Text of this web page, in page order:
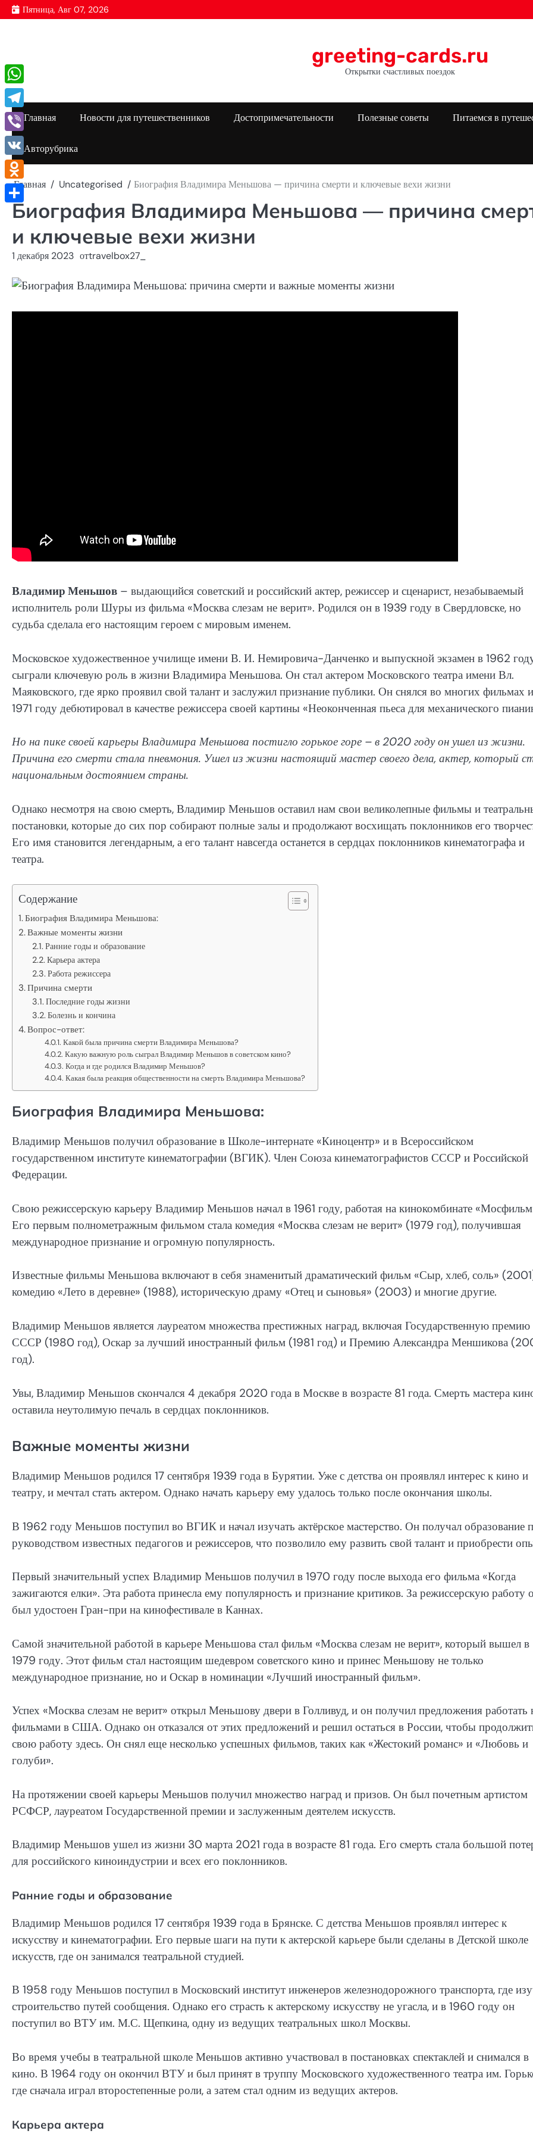
Перейти
к
Пятница, Авг 07, 2026
greeting-cards.ru
Открытки счастливых поездок
Главная Новости для путешественников Достопримечательности Полезные советы Питаемся в
Авторубрика
Главная Uncategorised Биография Владимира Меньшова — причина смерти и ключевые вехи жизни
Биография Владимира Меньшова — причина
и ключевые вехи жизни
1 декабря 2023 отtravelbox27_
Владимир Меньшов – выдающийся советский и российский актер, режиссер и сценарист, незабываемый
исполнитель роли Шуры из фильма «Москва слезам не верит». Родился он в 1939 году в Свердловске, но
судьба сделала его настоящим героем с мировым именем.
Московское художественное училище имени В. И. Немировича-Данченко и выпускной экзамен в 1962
сыграли ключевую роль в жизни Владимира Меньшова. Он стал актером Московского театра имени Вл.
Маяковского, где ярко проявил свой талант и заслужил признание публики. Он снялся во многих фильмах
1971 году дебютировал в качестве режиссера своей картины «Неоконченная пьеса для механического
Но на пике своей карьеры Владимира Меньшова постигло горькое горе – в 2020 году он ушел из жизни.
Причина его смерти стала пневмония. Ушел из жизни настоящий мастер своего дела, актер, который
национальным достоянием страны.
Однако несмотря на свою смерть, Владимир Меньшов оставил нам свои великолепные фильмы и
постановки, которые до сих пор собирают полные залы и продолжают восхищать поклонников его
Его имя становится легендарным, а его талант навсегда останется в сердцах поклонников кинематографа и
театра.
Содержание
Биография Владимира Меньшова:
Важные моменты жизни
Ранние годы и образование
Карьера актера
Работа режиссера
Причина смерти
Последние годы жизни
Болезнь и кончина
Вопрос-ответ:
Какой была причина смерти Владимира Меньшова?
Какую важную роль сыграл Владимир Меньшов в советском кино?
Когда и где родился Владимир Меньшов?
Какая была реакция общественности на смерть Владимира Меньшова?
Биография Владимира Меньшова:
Владимир Меньшов получил образование в Школе-интернате «Киноцентр» и в Всероссийском
государственном институте кинематографии (ВГИК). Член Союза кинематографистов СССР и Российской
Федерации.
Свою режиссерскую карьеру Владимир Меньшов начал в 1961 году, работая на кинокомбинате
Его первым полнометражным фильмом стала комедия «Москва слезам не верит» (1979 год), получившая
международное признание и огромную популярность.
Известные фильмы Меньшова включают в себя знаменитый драматический фильм «Сыр, хлеб, соль»
комедию «Лето в деревне» (1988), историческую драму «Отец и сыновья» (2003) и многие другие.
Владимир Меньшов является лауреатом множества престижных наград, включая Государственную премию
СССР (1980 год), Оскар за лучший иностранный фильм (1981 год) и Премию Александра Меншикова
год).
Увы, Владимир Меньшов скончался 4 декабря 2020 года в Москве в возрасте 81 года. Смерть мастера
оставила неутолимую печаль в сердцах поклонников.
Важные моменты жизни
Владимир Меньшов родился 17 сентября 1939 года в Бурятии. Уже с детства он проявлял интерес к кино и
театру, и мечтал стать актером. Однако начать карьеру ему удалось только после окончания школы.
В 1962 году Меньшов поступил во ВГИК и начал изучать актёрское мастерство. Он получал образование
руководством известных педагогов и режиссеров, что позволило ему развить свой талант и приобрести
Первый значительный успех Владимир Меньшов получил в 1970 году после выхода его фильма «Когда
зажигаются елки». Эта работа принесла ему популярность и признание критиков. За режиссерскую работу
был удостоен Гран-при на кинофестивале в Каннах.
Самой значительной работой в карьере Меньшова стал фильм «Москва слезам не верит», который вышел в
1979 году. Этот фильм стал настоящим шедевром советского кино и принес Меньшову не только
международное признание, но и Оскар в номинации «Лучший иностранный фильм».
Успех «Москва слезам не верит» открыл Меньшову двери в Голливуд, и он получил предложения работать
фильмами в США. Однако он отказался от этих предложений и решил остаться в России, чтобы
свою работу здесь. Он снял еще несколько успешных фильмов, таких как «Жестокий романс» и «Любовь и
голуби».
На протяжении своей карьеры Меньшов получил множество наград и призов. Он был почетным артистом
РСФСР, лауреатом Государственной премии и заслуженным деятелем искусств.
Владимир Меньшов ушел из жизни 30 марта 2021 года в возрасте 81 года. Его смерть стала большой
для российского киноиндустрии и всех его поклонников.
Ранние годы и образование
Владимир Меньшов родился 17 сентября 1939 года в Брянске. С детства Меньшов проявлял интерес к
искусству и кинематографии. Его первые шаги на пути к актерской карьере были сделаны в Детской школе
искусств, где он занимался театральной студией.
В 1958 году Меньшов поступил в Московский институт инженеров железнодорожного транспорта, где
строительство путей сообщения. Однако его страсть к актерскому искусству не угасла, и в 1960 году он
поступил во ВТУ им. М.С. Щепкина, одну из ведущих театральных школ Москвы.
Во время учебы в театральной школе Меньшов активно участвовал в постановках спектаклей и снимался в
кино. В 1964 году он окончил ВТУ и был принят в труппу Московского художественного театра им.
где сначала играл второстепенные роли, а затем стал одним из ведущих актеров.
Карьера актера
WhatsApp
Telegram
Viber
VK
Odnoklassniki
Отправить